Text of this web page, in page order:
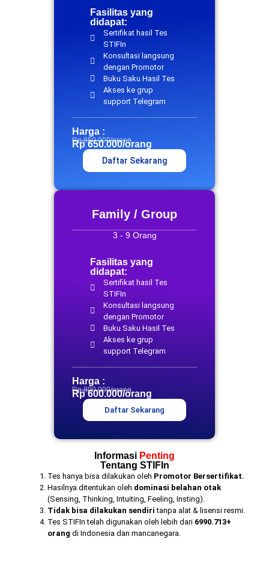
Fasilitas yang
didapat:
Sertifikat hasil Tes
STIFIn
Konsultasi langsung
dengan Promotor
Buku Saku Hasil Tes
Akses ke grup
support Telegram
Harga :
Rp 850.000/orang
Rp 650.000/orang
Daftar Sekarang
Family / Group
3 - 9 Orang
Fasilitas yang
didapat:
Sertifikat hasil Tes
STIFIn
Konsultasi langsung
dengan Promotor
Buku Saku Hasil Tes
Akses ke grup
support Telegram
Harga :
Rp 800.000/orang
Rp 600.000/orang
Daftar Sekarang
Informasi Penting
Tentang STIFIn
Tes hanya bisa dilakukan oleh Promotor Bersertifikat.
Hasilnya ditentukan oleh dominasi belahan otak
(Sensing, Thinking, Intuiting, Feeling, Insting).
Tidak bisa dilakukan sendiri tanpa alat & lisensi resmi.
Tes STIFIn telah digunakan oleh lebih dari 6990.713+
orang di Indonesia dan mancanegara.